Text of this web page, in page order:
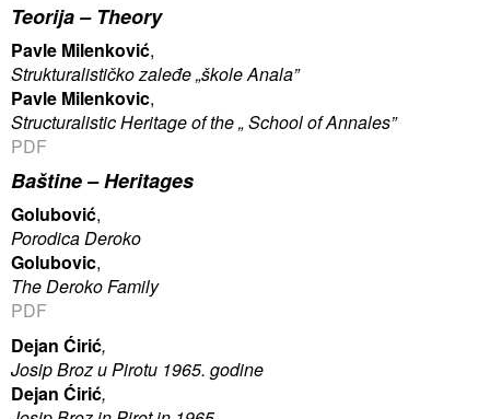
Teorija – Theory
Pavle Milenković,
Strukturalističko zaleđe „škole Anala”
Pavle Milenkovic,
Structuralistic Heritage of the „ School of Annales”
PDF
Baštine –Heritages
Golubović,
Porodica Deroko
Golubovic,
The Deroko Family
PDF
Dejan Ćirić,
Josip Broz u Pirotu 1965. godine
Dejan Ćirić,